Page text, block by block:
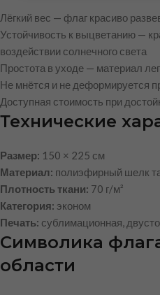
Лёгкий вес — флаг красиво
Устойчивость к выцветанию —
воздействии солнечного света
Простота в уходе — материал
Не мнётся и не деформируется
Доступная стоимость при
Технические
Размер: 150 × 225 см
Материал: полиэфирный шелк
Плотность ткани: 70 г/м²
Категория: эконом
Печать: сублимационная,
Символика
области